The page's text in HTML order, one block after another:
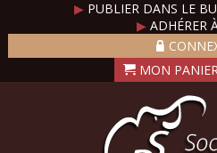
▶ PUBLIER DANS LE
▶ADHÉRER